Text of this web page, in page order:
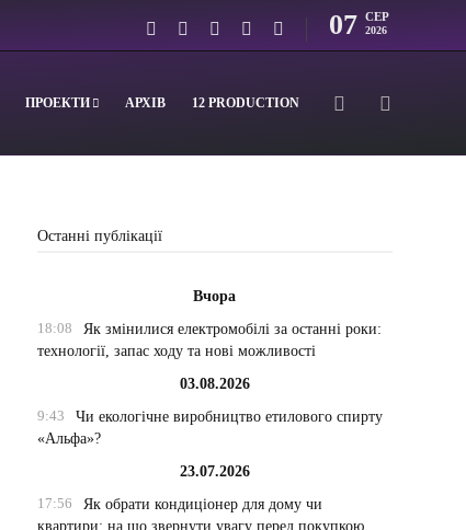
07 СЕР
2026
ПРОЕКТИ АРХІВ 12 PRODUCTION
Останні публікації
Вчора
18:08
Як змінилися електромобілі за останні роки:
технології, запас ходу та нові можливості
03.08.2026
9:43
Чи екологічне виробництво етилового спирту
«Альфа»?
23.07.2026
17:56
Як обрати кондиціонер для дому чи
квартири: на що звернути увагу перед покупкою